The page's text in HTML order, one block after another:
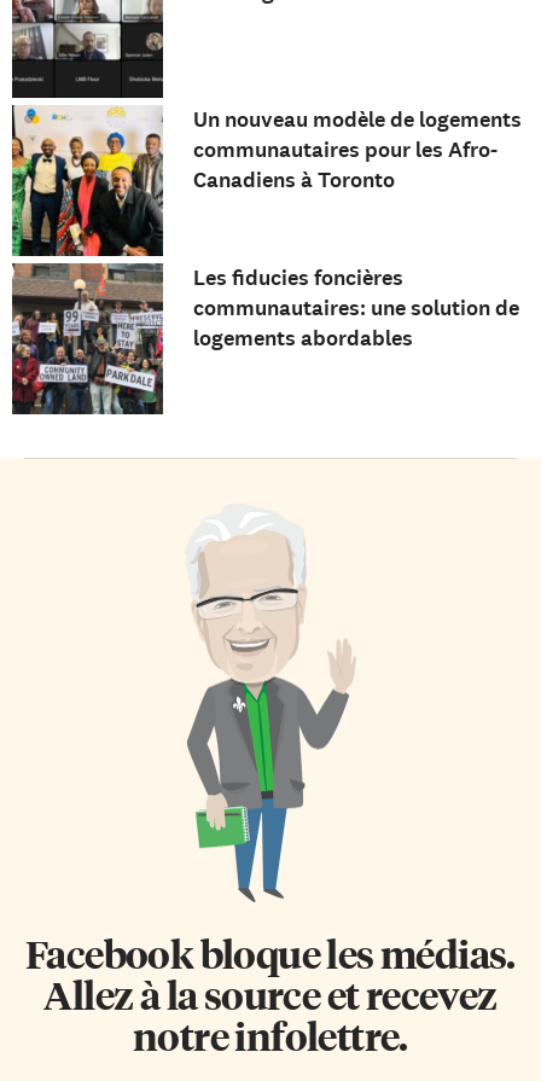
Un nouveau modèle de logements
communautaires pour les Afro-
Canadiens à Toronto
Les fiducies foncières
communautaires: une solution de
logements abordables
Facebook bloque les médias.
Allez à la source et recevez
notre infolettre.